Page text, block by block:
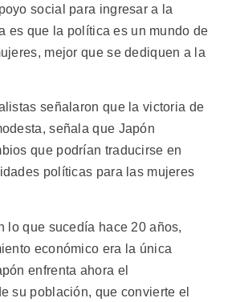
social para ingresar a la
es que la política es un mundo de
mejor que se dediquen a la
señalaron que la victoria de
señala que Japón
que podrían traducirse en
políticas para las mujeres
lo que sucedía hace 20 años,
económico era la única
enfrenta ahora el
su población, que convierte el